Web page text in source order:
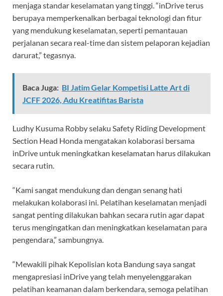
menjaga standar keselamatan yang tinggi. “inDrive terus
berupaya memperkenalkan berbagai teknologi dan fitur
yang mendukung keselamatan, seperti pemantauan
perjalanan secara real-time dan sistem pelaporan kejadian
darurat,” tegasnya.
Baca Juga: BI Jatim Gelar Kompetisi Latte Art di
JCFF 2026, Adu Kreatifitas Barista
Ludhy Kusuma Robby selaku Safety Riding Development
Section Head Honda mengatakan kolaborasi bersama
inDrive untuk meningkatkan keselamatan harus dilakukan
secara rutin.
“Kami sangat mendukung dan dengan senang hati
melakukan kolaborasi ini. Pelatihan keselamatan menjadi
sangat penting dilakukan bahkan secara rutin agar dapat
terus mengingatkan dan meningkatkan keselamatan para
pengendara,” sambungnya.
“Mewakili pihak Kepolisian kota Bandung saya sangat
mengapresiasi inDrive yang telah menyelenggarakan
pelatihan keamanan dalam berkendara, semoga pelatihan